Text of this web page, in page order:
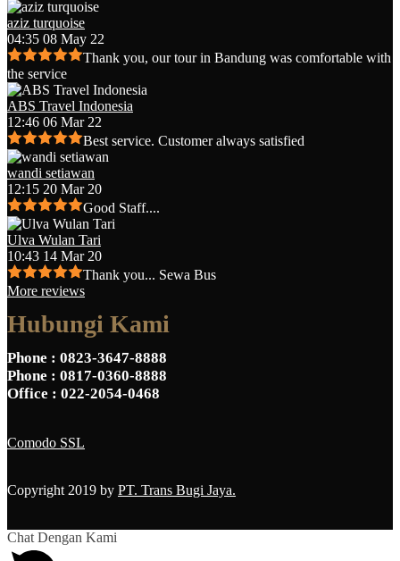
aziz turquoise
04:35 08 May 22
Thank you, our tour in Bandung was comfortable with
the service
ABS Travel Indonesia
12:46 06 Mar 22
Best service. Customer always satisfied
wandi setiawan
12:15 20 Mar 20
Good Staff....
Ulva Wulan Tari
10:43 14 Mar 20
Thank you... Sewa Bus
More reviews
Hubungi Kami
Phone : 0823-3647-8888
Phone : 0817-0360-8888
Office : 022-2054-0468
Comodo SSL
Copyright 2019 by PT. Trans Bugi Jaya.
Chat Dengan Kami